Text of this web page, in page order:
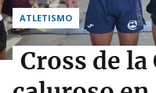
ATLETISMO
Cross de